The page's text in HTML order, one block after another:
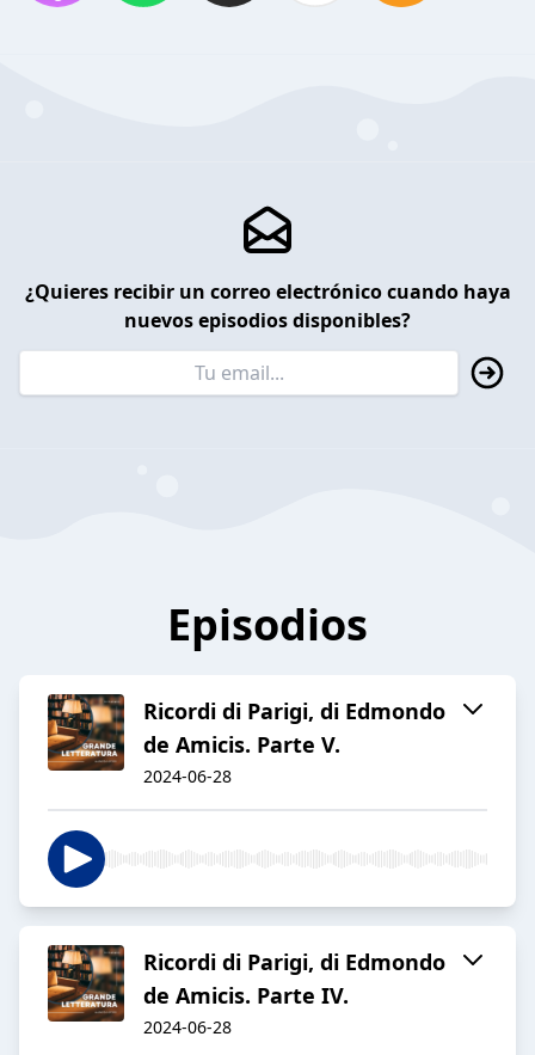
¿Quieres recibir un correo electrónico cuando haya
nuevos episodios disponibles?
Episodios
Ricordi di Parigi, di Edmondo
de Amicis. Parte V.
2024-06-28
Ricordi di Parigi, di Edmondo
de Amicis. Parte IV.
2024-06-28